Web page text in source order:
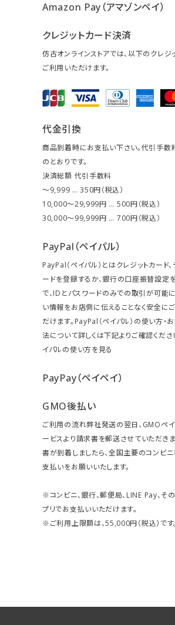
Amazon Pay（アマゾンペイ）
クレジットカード決済
仿古オンラインストアでは、以下のクレジ
ご利用いただけます。
代金引換
商品到着時にお支払い下さい。代引手数
のとおりです。
決済総額 代引手数料
～9,999 … 350円（税込）
10,000～29,999円 … 500円（税込）
30,000～99,999円 … 700円（税込）
PayPal（ペイパル）
PayPal（ペイパル）とはクレジットカード、
ードを登録するか、銀行の口座振替設定
で、IDとパスワードのみでの取引が可能
い情報をお店側に伝えることなく安全に
だけます。PayPal（ペイパル）の使い方・
法について詳しくは下記よりご確認くだ
イパルの使い方を見る
PayPay（ペイペイ）
GMO後払い
ご利用の流れ弊社発送の翌日、GMOペイ
ービスより請求書を郵送させていただきま
書が到着しましたら、全国主要のコンビ
支払いをお願いいたします。
※コンビニ、銀行、郵便局、LINE Pay、そ
プリでお支払いいただけます。
※ご利用上限額は、55,000円（税込）です。